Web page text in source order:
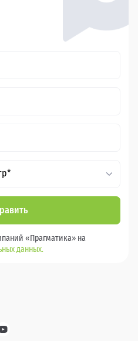
«Прагматика» на
данных.